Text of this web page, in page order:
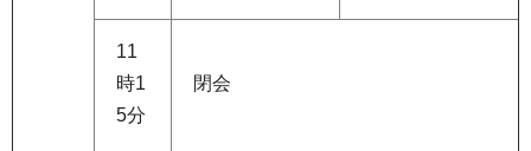
11
時1
5分
閉会